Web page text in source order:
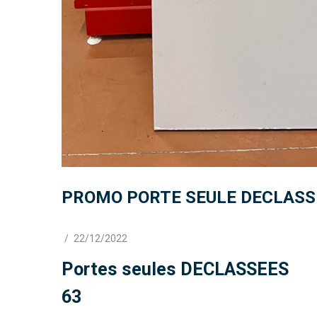
PROMO PORTE SEULE
/ 22/12/2022
Portes seules DECLASSEES
63